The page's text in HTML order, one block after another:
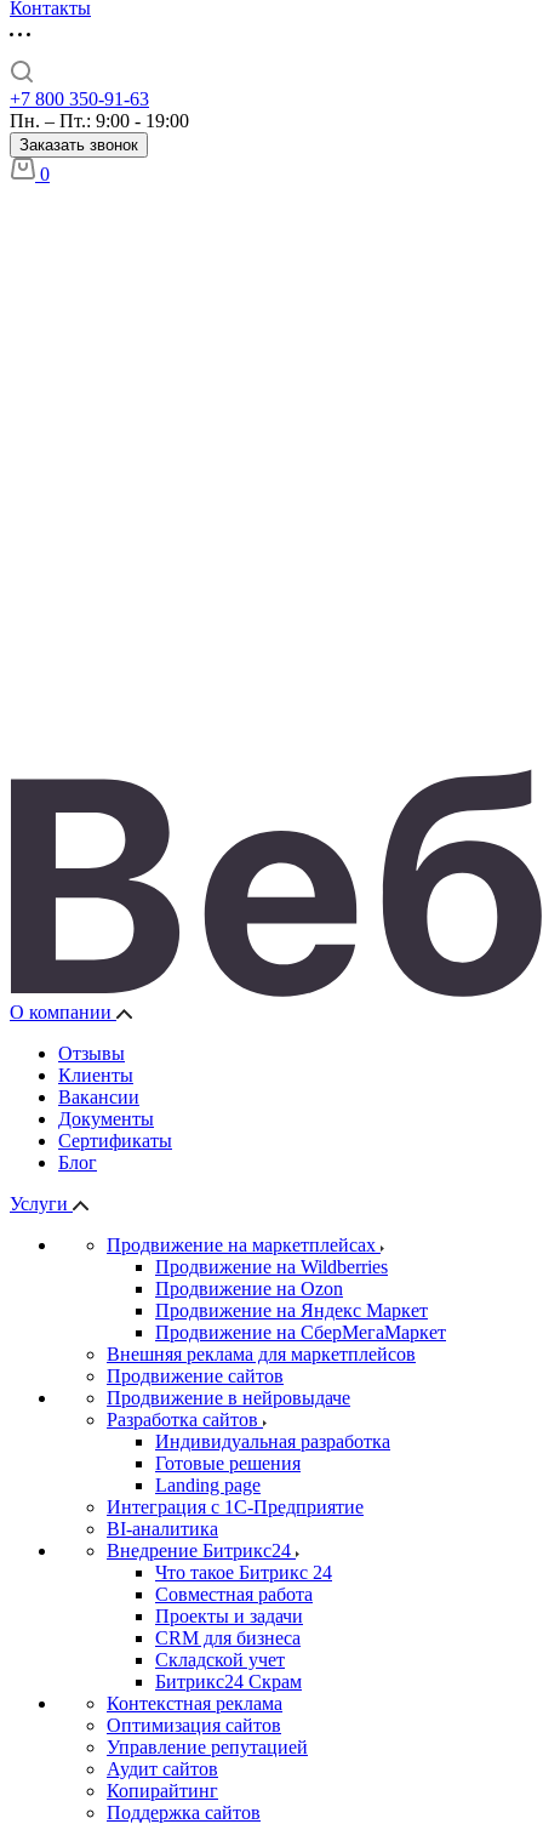
Контакты
+7 800 350-91-63
Пн. – Пт.: 9:00 - 19:00
Заказать звонок
0
О компании
Отзывы
Клиенты
Вакансии
Документы
Сертификаты
Блог
Услуги
Продвижение на маркетплейсах
Продвижение на Wildberries
Продвижение на Ozon
Продвижение на Яндекс Маркет
Продвижение на СберМегаМаркет
Внешняя реклама для маркетплейсов
Продвижение сайтов
Продвижение в нейровыдаче
Разработка сайтов
Индивидуальная разработка
Готовые решения
Landing page
Интеграция с 1С-Предприятие
BI-аналитика
Внедрение Битрикс24
Что такое Битрикс 24
Совместная работа
Проекты и задачи
СRМ для бизнеса
Складской учет
Битрикс24 Скрам
Контекстная реклама
Оптимизация сайтов
Управление репутацией
Аудит сайтов
Копирайтинг
Поддержка сайтов